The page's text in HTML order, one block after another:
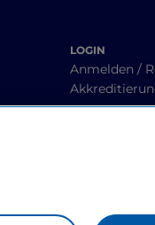
LOGIN
Anmelden /